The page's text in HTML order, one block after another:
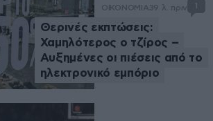
ΟΙΚΟΝΟΜΙΑ39 λ. πριν 1
Θερινές εκπτώσεις:
Χαμηλότερος ο τζίρος –
Αυξημένες οι πιέσεις από το
ηλεκτρονικό εμπόριο